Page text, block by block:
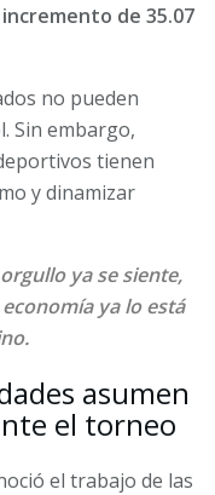
de 35.07
no pueden
Sin embargo,
tienen
y dinamizar
ya se siente,
ya lo está
asumen
el torneo
el trabajo de las